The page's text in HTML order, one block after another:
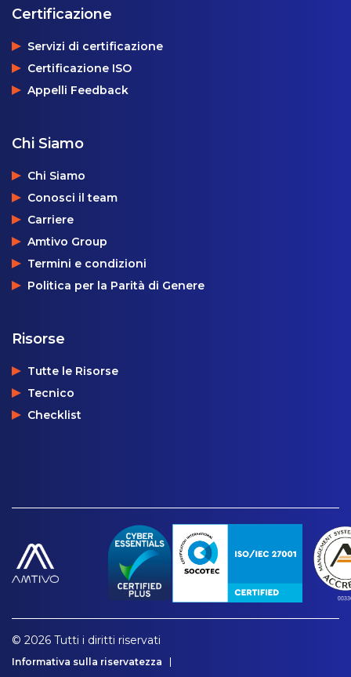
Certificazione
Servizi di certificazione
Certificazione ISO
Appelli Feedback
Chi Siamo
Chi Siamo
Conosci il team
Carriere
Amtivo Group
Termini e condizioni
Politica per la Parità di Genere
Risorse
Tutte le Risorse
Tecnico
Checklist
© 2026 Tutti i diritti riservati
Informativa sulla riservatezza